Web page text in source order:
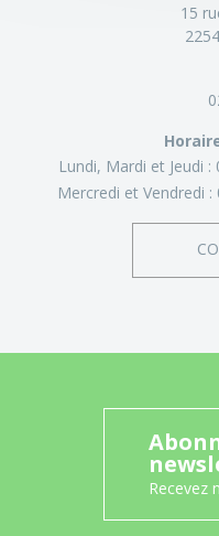
15
Lundi, Mardi et Jeudi :
Mercredi et Vendredi :
Recevez